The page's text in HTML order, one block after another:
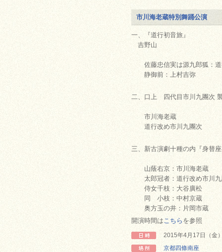
市川海老蔵特別舞踊公演
一、『道行初音旅』
吉野山
佐藤忠信実は源九郎狐：道
静御前：上村吉弥
二、口上 四代目市川九團次
市川海老蔵
道行改め市川九團次
三、新古演劇十種の内『身替
山蔭右京：市川海老蔵
太郎冠者：道行改め市川九
侍女千枝：大谷廣松
同 小枝：中村京蔵
奥方玉の井：片岡市蔵
開演時間はこちら を参照
2015年4月17日（金
京都四條南座